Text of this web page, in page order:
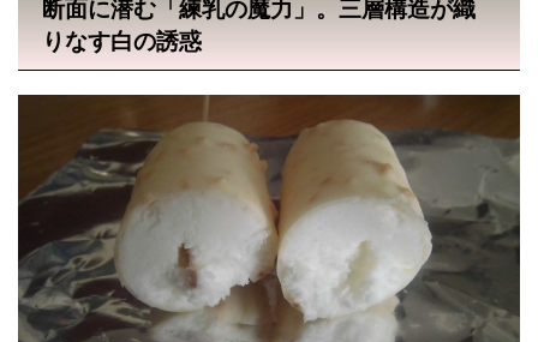
断面に潜む「練乳の魔力」。三層構造が織
りなす白の誘惑